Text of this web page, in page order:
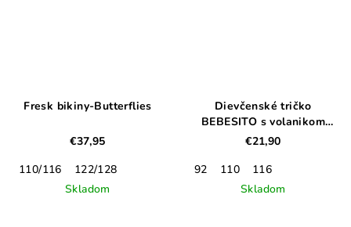
Fresk bikiny-Butterflies
€37,95
110/116
122/128
Skladom
Dievčenské tričko
BEBESITO s volanikom
malinovo rúžové
€21,90
92
110
116
Skladom